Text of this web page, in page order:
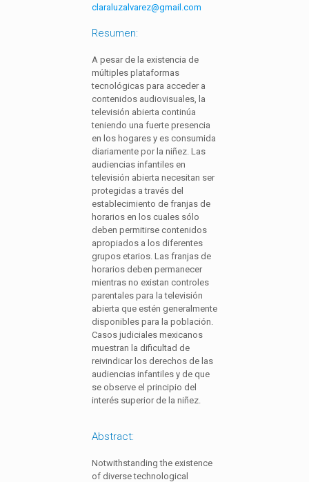
claraluzalvarez@gmail.com
Resumen:
A pesar de la existencia de
múltiples plataformas
tecnológicas para acceder a
contenidos audiovisuales, la
televisión abierta continúa
teniendo una fuerte presencia
en los hogares y es consumida
diariamente por la niñez. Las
audiencias infantiles en
televisión abierta necesitan ser
protegidas a través del
establecimiento de franjas de
horarios en los cuales sólo
deben permitirse contenidos
apropiados a los diferentes
grupos etarios. Las franjas de
horarios deben permanecer
mientras no existan controles
parentales para la televisión
abierta que estén generalmente
disponibles para la población.
Casos judiciales mexicanos
muestran la dificultad de
reivindicar los derechos de las
audiencias infantiles y de que
se observe el principio del
interés superior de la niñez.
Abstract:
Notwithstanding the existence
of diverse technological